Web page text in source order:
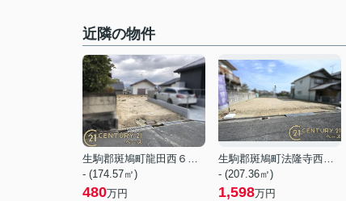
近隣の物件
生駒郡斑鳩町龍田西６丁目
- (174.57㎡)
480万円
生駒郡斑鳩町法隆寺西３丁目
- (207.36㎡)
1,598万円